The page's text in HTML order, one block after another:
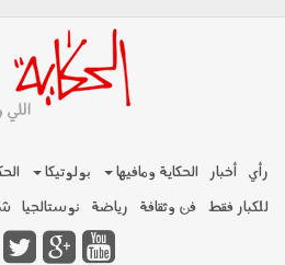
رأي أخبار الحكاية ومافيها بولوتيكا
للكبار فقط فن وثقافة رياضة نوستالجيا